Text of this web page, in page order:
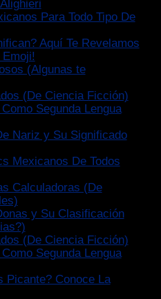
Para Todo Tipo De
Aquí Te Revelamos
(Algunas te
(De Ciencia Ficción)
Segunda Lengua
Nariz y Su Significado
Mexicanos De Todos
Calculadoras (De
y Su Clasificación
(De Ciencia Ficción)
Segunda Lengua
Picante? Conoce La